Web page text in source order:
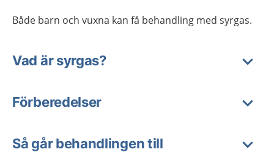
Både barn och vuxna kan få behandling med syrgas.
Vad är syrgas?
Förberedelser
Så går behandlingen till